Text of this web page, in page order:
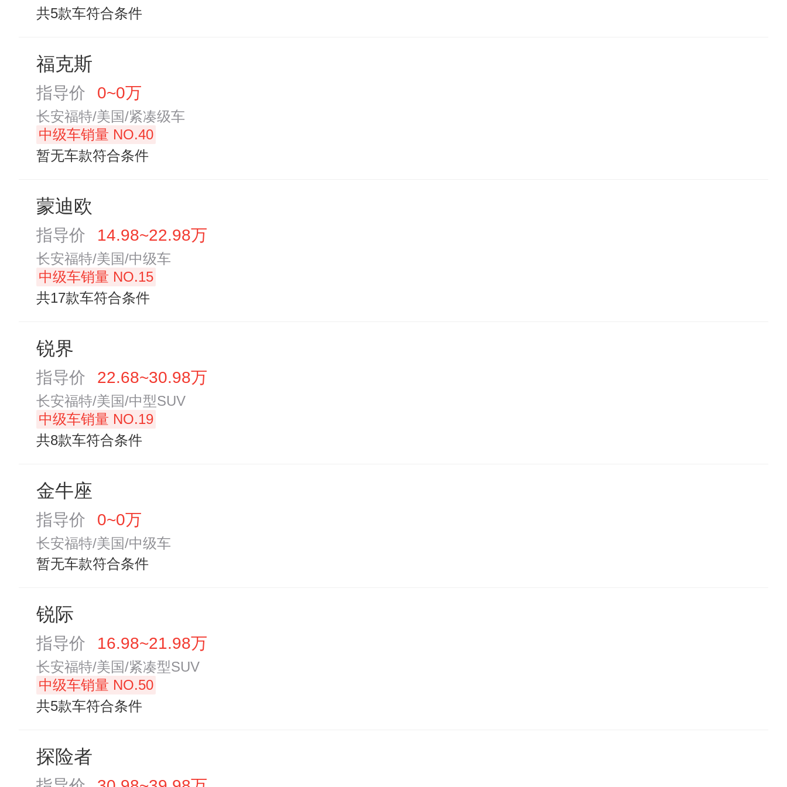
共5款车符合条件
福克斯
指导价 0~0万
长安福特/美国/紧凑级车
中级车销量 NO.40
暂无车款符合条件
蒙迪欧
指导价 14.98~22.98万
长安福特/美国/中级车
中级车销量 NO.15
共17款车符合条件
锐界
指导价 22.68~30.98万
长安福特/美国/中型SUV
中级车销量 NO.19
共8款车符合条件
金牛座
指导价 0~0万
长安福特/美国/中级车
暂无车款符合条件
锐际
指导价 16.98~21.98万
长安福特/美国/紧凑型SUV
中级车销量 NO.50
共5款车符合条件
探险者